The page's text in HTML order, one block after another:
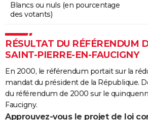
Blancs ou nuls (en pourcentage
des votants)
RÉSULTAT DU RÉFÉRENDUM
SAINT-PIERRE-EN-FAUCIGNY
En 2000, le référendum portait sur la
mandat du président de la République.
du référendum de 2000 sur le
Faucigny.
Approuvez-vous le projet de loi